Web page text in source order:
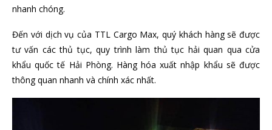
nhanh chóng.
Đến với dịch vụ của TTL Cargo Max, quý khách hàng sẽ được
tư vấn các thủ tục, quy trình làm thủ tục hải quan qua cửa
khẩu quốc tế Hải Phòng. Hàng hóa xuất nhập khẩu sẽ được
thông quan nhanh và chính xác nhất.